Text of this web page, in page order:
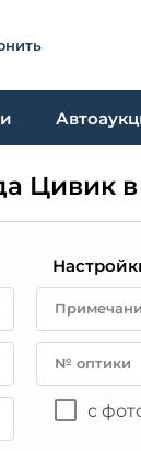
Цивик
№ оптики
с